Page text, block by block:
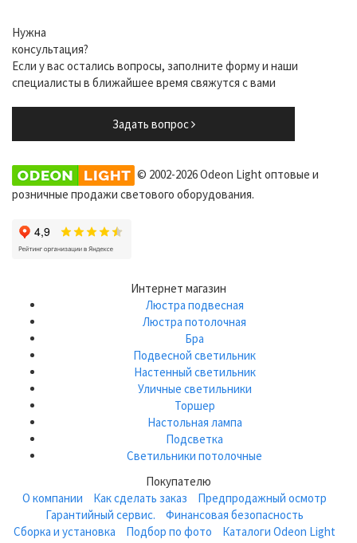
Нужна
консультация?
Если у вас остались вопросы, заполните форму и наши
специалисты в ближайшее время свяжутся с вами
Задать вопрос
© 2002-2026 Odeon Light оптовые и
розничные продажи светового оборудования.
Интернет магазин
Люстра подвесная
Люстра потолочная
Бра
Подвесной светильник
Настенный светильник
Уличные светильники
Торшер
Настольная лампа
Подсветка
Светильники потолочные
Покупателю
О компании
Как сделать заказ
Предпродажный осмотр
Гарантийный сервис.
Финансовая безопасность
Сборка и установка
Подбор по фото
Каталоги Odeon Light